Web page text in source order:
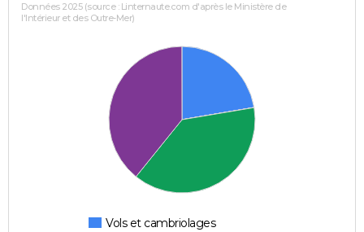
Données 2025 (source : Linternaute.com d'après le Ministère de
l'Intérieur et des Outre-Mer)
Vols et cambriolages